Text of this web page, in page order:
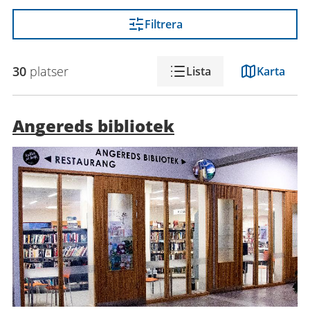
Filtrera
Lista Karta
30 platser
Angereds bibliotek